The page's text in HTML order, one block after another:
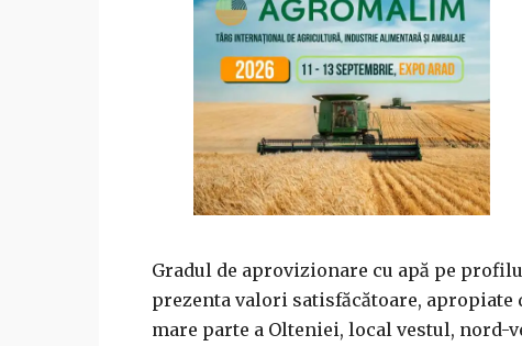
Gradul de aprovizionare cu apă pe
prezenta valori satisfăcătoare,
mare parte a Olteniei, local vestul,